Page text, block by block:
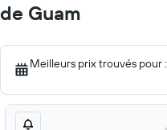
de Guam
Meilleurs prix trouvés pour :